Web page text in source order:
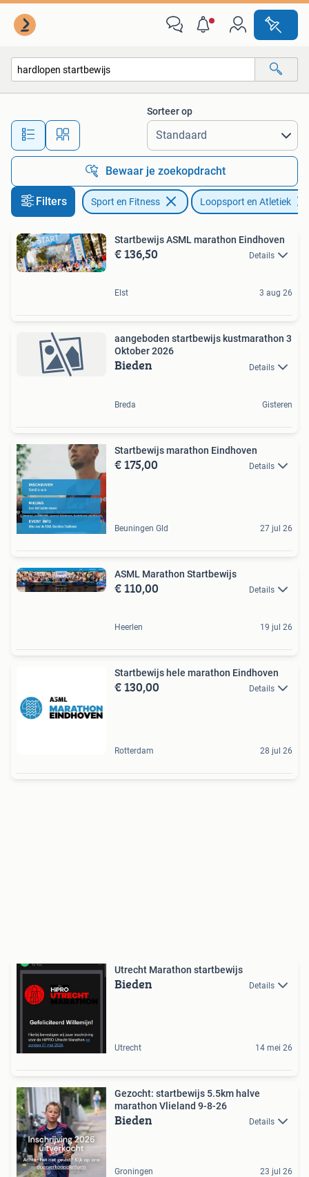
Alle afstanden…
Sorteer op
Bewaar je zoekopdracht
Filters Sport en Fitness Loopsport en Atletiek
Startbewijs ASML marathon Eindhoven
€ 136,50 Details
Elst 3 aug 26
aangeboden startbewijs kustmarathon 3
Oktober 2026
Bieden Details
Breda Gisteren
Startbewijs marathon Eindhoven
€ 175,00 Details
Beuningen Gld 27 jul 26
ASML Marathon Startbewijs
€ 110,00 Details
Heerlen 19 jul 26
Startbewijs hele marathon Eindhoven
€ 130,00 Details
Rotterdam 28 jul 26
Utrecht Marathon startbewijs
Bieden Details
Utrecht 14 mei 26
Gezocht: startbewijs 5.5km halve
marathon Vlieland 9-8-26
Bieden Details
Groningen 23 jul 26